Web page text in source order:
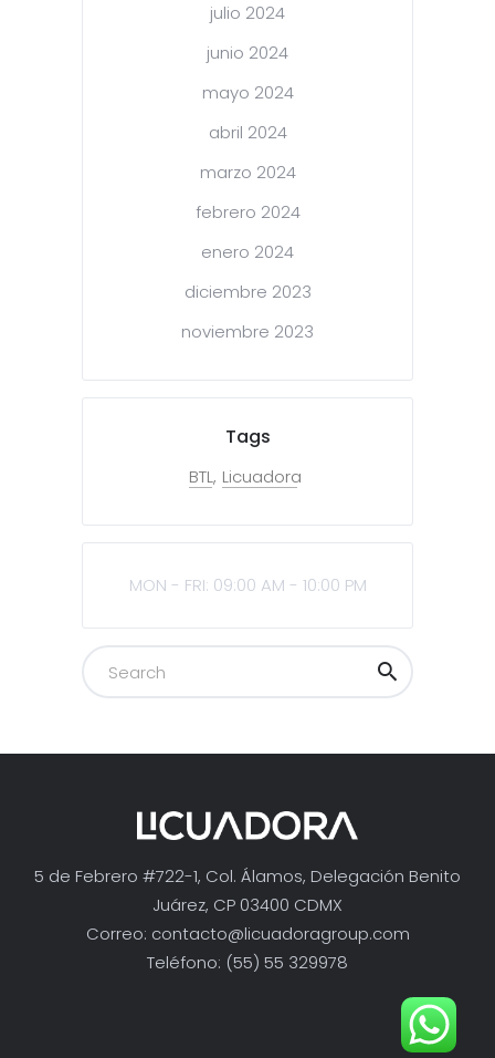
julio 2024
junio 2024
mayo 2024
abril 2024
marzo 2024
febrero 2024
enero 2024
diciembre 2023
noviembre 2023
Tags
BTL Licuadora
MON - FRI: 09:00 AM - 10:00 PM
5 de Febrero #722-1, Col. Álamos, Delegación Benito
Juárez, CP 03400 CDMX
Correo: contacto@licuadoragroup.com
Teléfono: (55) 55 329978